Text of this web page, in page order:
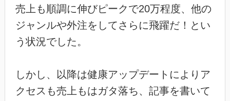
売上も順調に伸びピークで20万程度、他の
ジャンルや外注をしてさらに飛躍だ！とい
う状況でした。
しかし、以降は健康アップデートによりア
クセスも売上もはガタ落ち、記事を書いて